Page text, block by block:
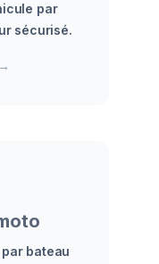
par
sécurisé.
→
bateau